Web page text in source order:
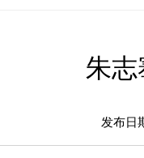
朱
发布日